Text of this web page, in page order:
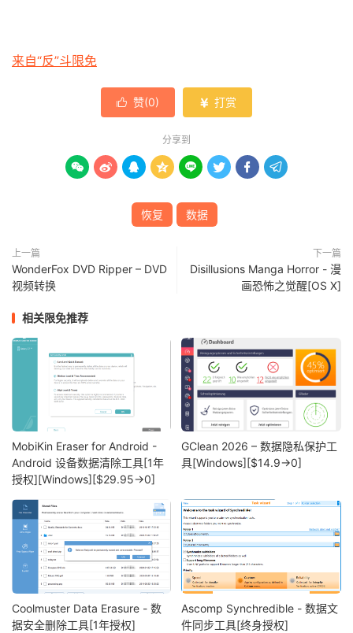
来自“反”斗限免
 赞(0)  打赏
分享到
       
恢复 数据
上一篇
WonderFox DVD Ripper – DVD
视频转换
下一篇
Disillusions Manga Horror - 漫
画恐怖之觉醒[OS X]
相关限免推荐
MobiKin Eraser for Android -
Android 设备数据清除工具[1年
授权][Windows][$29.95→0]
GClean 2026 – 数据隐私保护工
具[Windows][$14.9→0]
Coolmuster Data Erasure - 数
据安全删除工具[1年授权]
Ascomp Synchredible - 数据文
件同步工具[终身授权]